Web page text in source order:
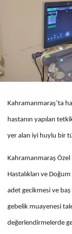
Kahramanmaraş’ta
hastanın yapılan
yer alan iyi huylu bir
Kahramanmaraş
Hastalıkları ve
adet gecikmesi ve baş
gebelik muayenesi
değerlendirmelerde